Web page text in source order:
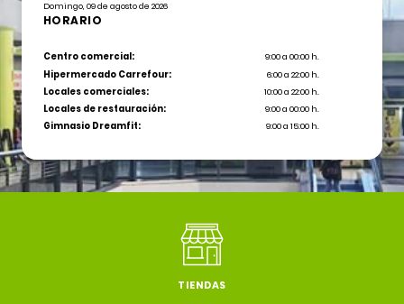
Domingo, 09 de agosto de 2026
HORARIO
Centro comercial:
9:00 a 00:00 h.
Hipermercado Carrefour:
6:00 a 22:00 h.
Locales comerciales:
10:00 a 22:00 h.
Locales de restauración:
9:00 a 00:00 h.
Gimnasio Dreamfit:
9:00 a 15:00 h.
TIENDAS